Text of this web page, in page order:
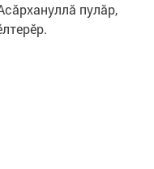
пулăр,